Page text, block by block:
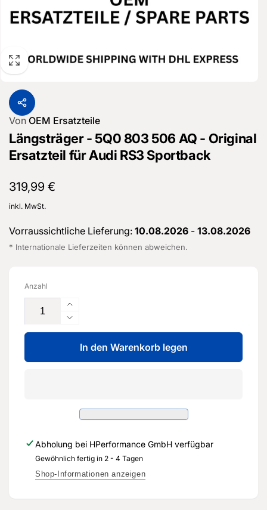
Von OEM Ersatzteile
Längsträger - 5Q0 803 506 AQ - Original
Ersatzteil für Audi RS3 Sportback
Normaler
Preis
319,99 €
inkl. MwSt.
Vorraussichtliche Lieferung: 10.08.2026 - 13.08.2026
* Internationale Lieferzeiten können abweichen.
Anzahl
Erhöhe
die
Menge
für
Längsträger
506
AQ
Original
Ersatzteil
für
Verringere
die
Menge
für
803
506
-
Original
Ersatzteil
In den Warenkorb legen
Abholung bei HPerformance GmbH verfügbar
Gewöhnlich fertig in 2 - 4 Tagen
Shop-Informationen anzeigen